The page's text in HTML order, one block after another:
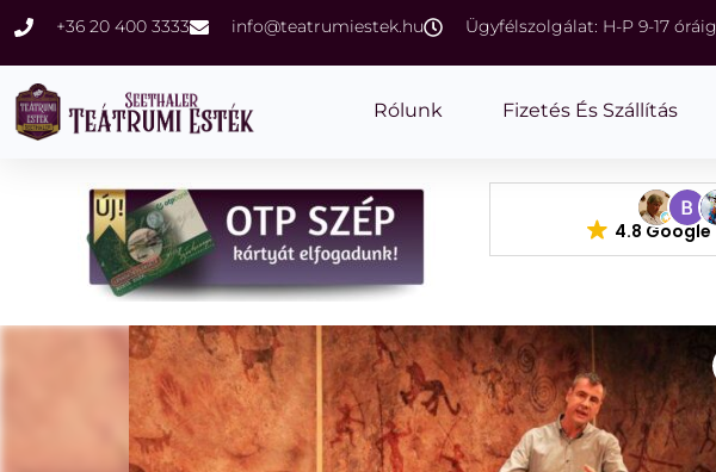
+36 20 400 3333 info@teatrumiestek.hu Ügyfélszolgálat: H-P 9-17 óráig
Rólunk Fizetés És Szállítás
4.8 Google